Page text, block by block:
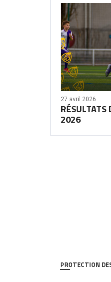
27 avril 2026
2026
PROTECTION